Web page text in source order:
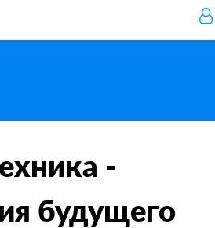
-
будущего